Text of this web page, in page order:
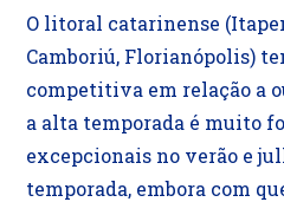
O litoral catarinense
Camboriú, Florianópolis)
competitiva em relação a
a alta temporada é muito
excepcionais no verão e
temporada, embora com